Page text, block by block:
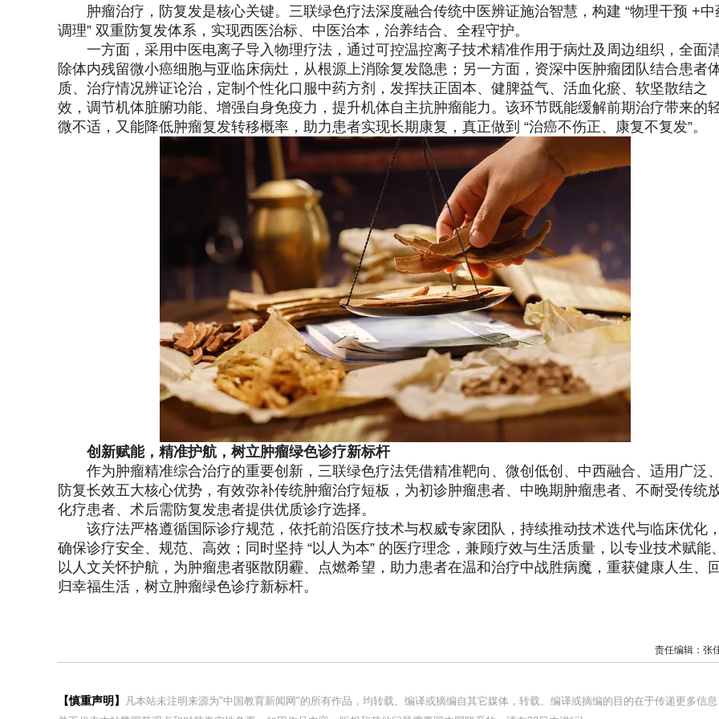
肿瘤治疗，防复发是核心关键。三联绿色疗法深度融合传统中医辨证施治智慧，构建 “物理干预 +中
调理” 双重防复发体系，实现西医治标、中医治本，治养结合、全程守护。
一方面，采用中医电离子导入物理疗法，通过可控温控离子技术精准作用于病灶及周边组织，全面
除体内残留微小癌细胞与亚临床病灶，从根源上消除复发隐患；另一方面，资深中医肿瘤团队结合患者
质、治疗情况辨证论治，定制个性化口服中药方剂，发挥扶正固本、健脾益气、活血化瘀、软坚散结之
效，调节机体脏腑功能、增强自身免疫力，提升机体自主抗肿瘤能力。该环节既能缓解前期治疗带来的
微不适，又能降低肿瘤复发转移概率，助力患者实现长期康复，真正做到 “治癌不伤正、康复不复发”。
创新赋能，精准护航，树立肿瘤绿色诊疗新标杆
作为肿瘤精准综合治疗的重要创新，三联绿色疗法凭借精准靶向、微创低创、中西融合、适用广泛、
防复长效五大核心优势，有效弥补传统肿瘤治疗短板，为初诊肿瘤患者、中晚期肿瘤患者、不耐受传统
化疗患者、术后需防复发患者提供优质诊疗选择。
该疗法严格遵循国际诊疗规范，依托前沿医疗技术与权威专家团队，持续推动技术迭代与临床优化，
确保诊疗安全、规范、高效；同时坚持 “以人为本” 的医疗理念，兼顾疗效与生活质量，以专业技术赋能、
以人文关怀护航，为肿瘤患者驱散阴霾、点燃希望，助力患者在温和治疗中战胜病魔，重获健康人生、回
归幸福生活，树立肿瘤绿色诊疗新标杆。
责任编辑：张
【慎重声明】
凡本站未注明来源为"中国教育新闻网"的所有作品，均转载、编译或摘编自其它媒体，转载、编译或摘编的目的在于传递更多信息